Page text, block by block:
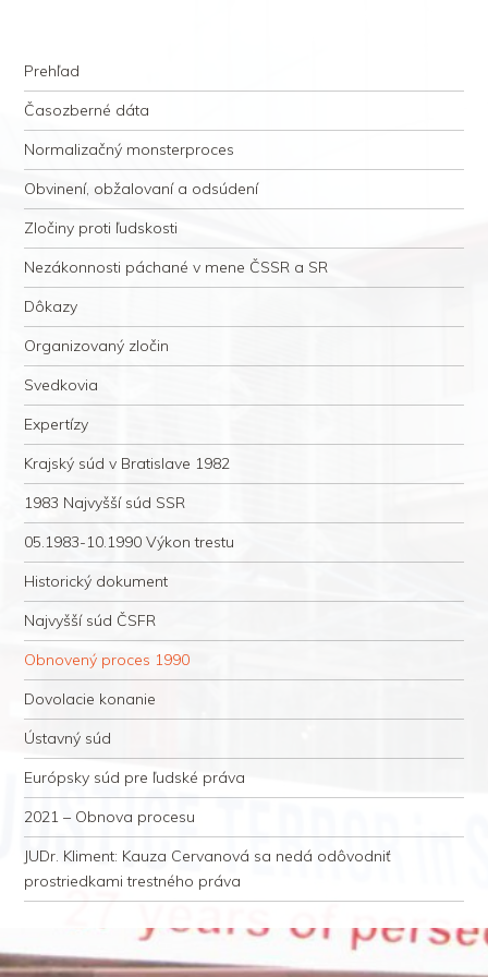
justície
Navigation
Skip to content
Prehľad
Časozberné dáta
Normalizačný monsterproces
Obvinení, obžalovaní a odsúdení
Zločiny proti ľudskosti
Nezákonnosti páchané v mene ČSSR a SR
Dôkazy
Organizovaný zločin
Svedkovia
Expertízy
Krajský súd v Bratislave 1982
1983 Najvyšší súd SSR
05.1983-10.1990 Výkon trestu
Historický dokument
Najvyšší súd ČSFR
Obnovený proces 1990
Dovolacie konanie
Ústavný súd
Európsky súd pre ľudské práva
2021 – Obnova procesu
JUDr. Kliment: Kauza Cervanová sa nedá odôvodniť
prostriedkami trestného práva